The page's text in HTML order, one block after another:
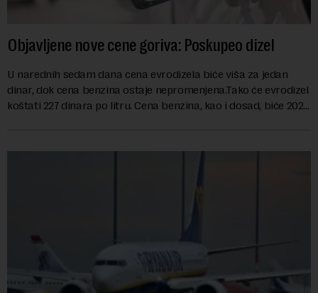
Objavljene nove cene goriva: Poskupeo dizel
U narednih sedam dana cena evrodizela biće viša za jedan
dinar, dok cena benzina ostaje nepromenjena.Tako će evrodizel
koštati 227 dinara po litru. Cena benzina, kao i dosad, biće 202